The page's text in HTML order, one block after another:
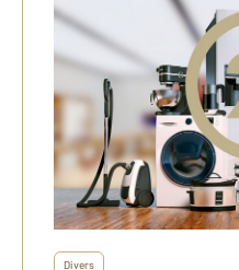
Divers